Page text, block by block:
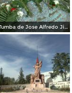
Tumba de Jose Alfredo Jimenez